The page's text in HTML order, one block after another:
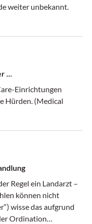
weiter unbekannt.
...
Einrichtungen
Hürden. (Medical
Regel ein Landarzt –
können nicht
wisse das aufgrund
Ordination